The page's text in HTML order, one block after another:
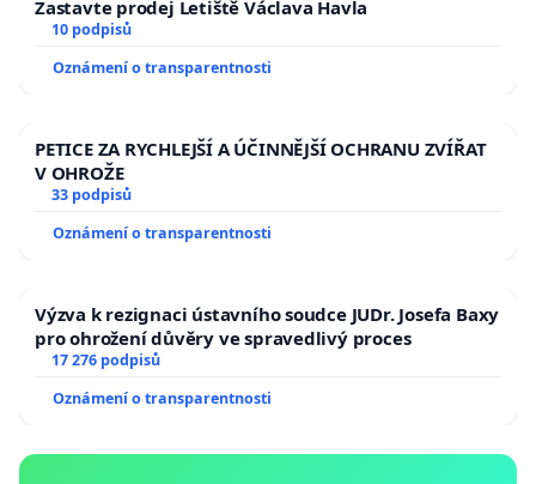
Zastavte prodej Letiště Václava Havla
10 podpisů
Oznámení o transparentnosti
PETICE ZA RYCHLEJŠÍ A ÚČINNĚJŠÍ OCHRANU ZVÍŘAT
V OHROŽE
33 podpisů
Oznámení o transparentnosti
Výzva k rezignaci ústavního soudce JUDr. Josefa Baxy
pro ohrožení důvěry ve spravedlivý proces
17 276 podpisů
Oznámení o transparentnosti